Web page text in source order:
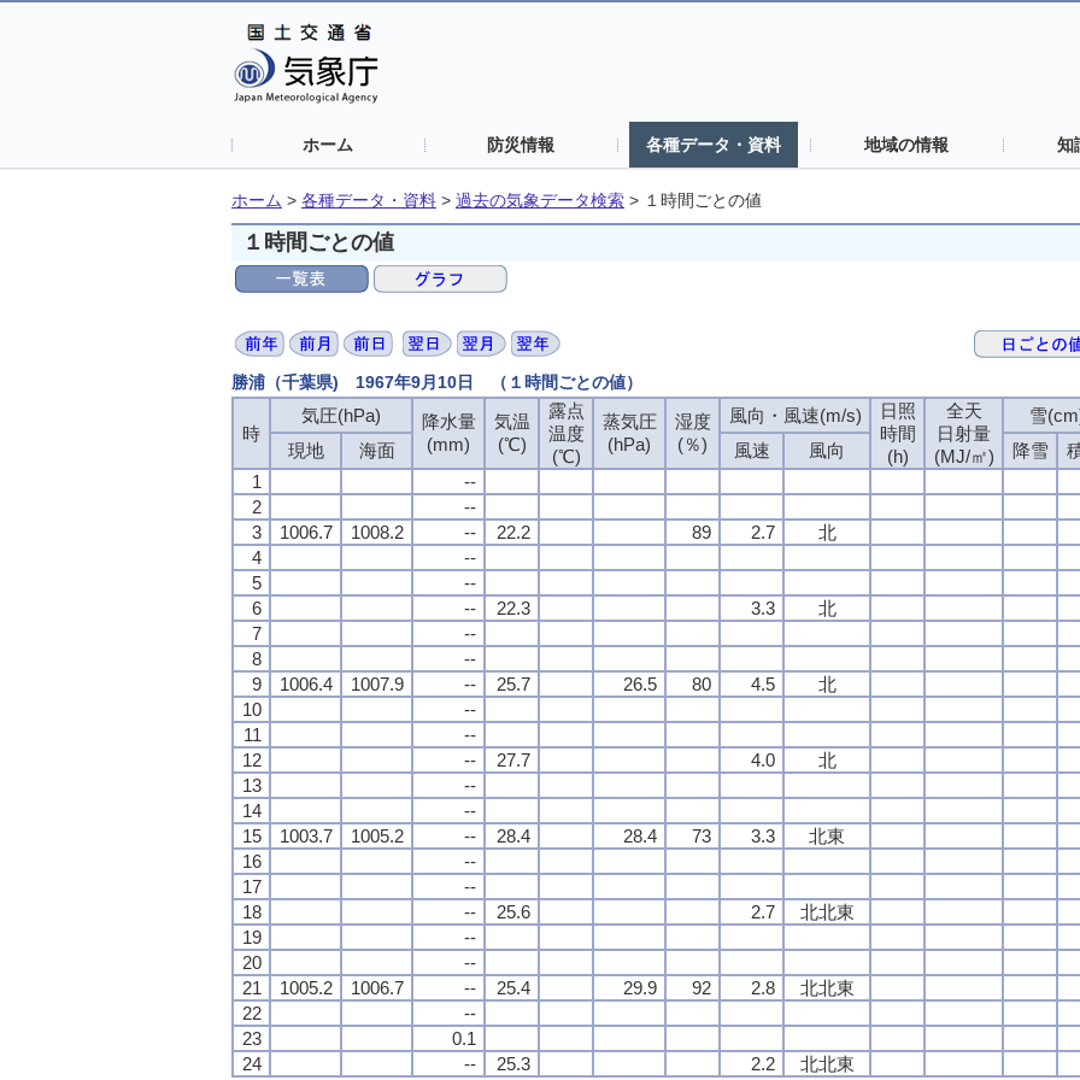
ホーム 防災情報 各種データ・資料 地域の情報 知
ホーム > 各種データ・資料 > 過去の気象データ検索 > １時間ごとの値
１時間ごとの値
勝浦（千葉県) 1967年9月10日 （１時間ごとの値）
時
気圧(hPa)
降水量
(mm)
気温
(℃)
露点
温度
(℃)
蒸気圧
(hPa)
湿度
(％)
風向・風速(m/s)
日照
時間
(h)
全天
日射量
(MJ/㎡)
雪
現地 海面 風速 風向 降雪
1
--
2
--
3
1006.7 1008.2 -- 22.2 89 2.7
北
4
--
5
--
6
-- 22.3 3.3
北
7
--
8
--
9
1006.4 1007.9 -- 25.7 26.5 80 4.5 北
10
--
11
--
12
-- 27.7 4.0
北
13
--
14
--
15
1003.7 1005.2 -- 28.4 28.4 73 3.3 北東
16
--
17
--
18
-- 25.6 2.7
北北東
19
--
20
--
21
1005.2 1006.7 -- 25.4 29.9 92 2.8 北北東
22
--
23
0.1
24
-- 25.3 2.2 北北東